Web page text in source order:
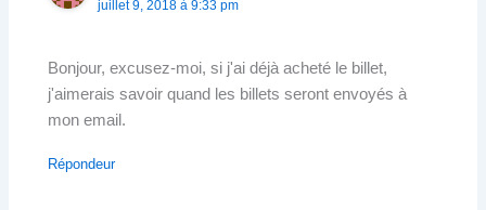
juillet 9, 2018 à 9:33 pm
Bonjour, excusez-moi, si j'ai déjà acheté le billet,
j'aimerais savoir quand les billets seront envoyés à
mon email.
Répondeur